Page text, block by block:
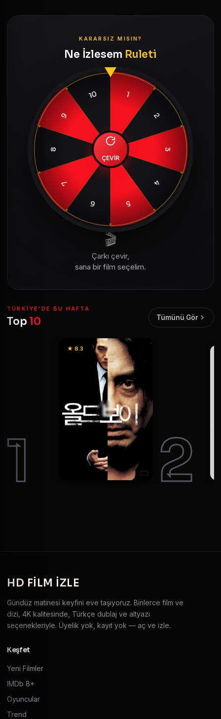
KARARSIZ MISIN?
Ne İzlesem Ruleti
1
2
3
4
5
6
7
8
9
10
ÇEVİR
🎬
Çarkı çevir,
sana bir film seçelim.
TÜRKIYE'DE BU HAFTA
Top 10 Tümünü Gör
1
★ 8.3
2
HD FILM IZLE
Gündüz matinesi keyfini eve taşıyoruz. Binlerce film ve
dizi, 4K kalitesinde, Türkçe dublaj ve altyazı
seçenekleriyle. Üyelik yok, kayıt yok — aç ve izle.
Keşfet
Yeni Filmler
IMDb 8+
Oyuncular
Trend